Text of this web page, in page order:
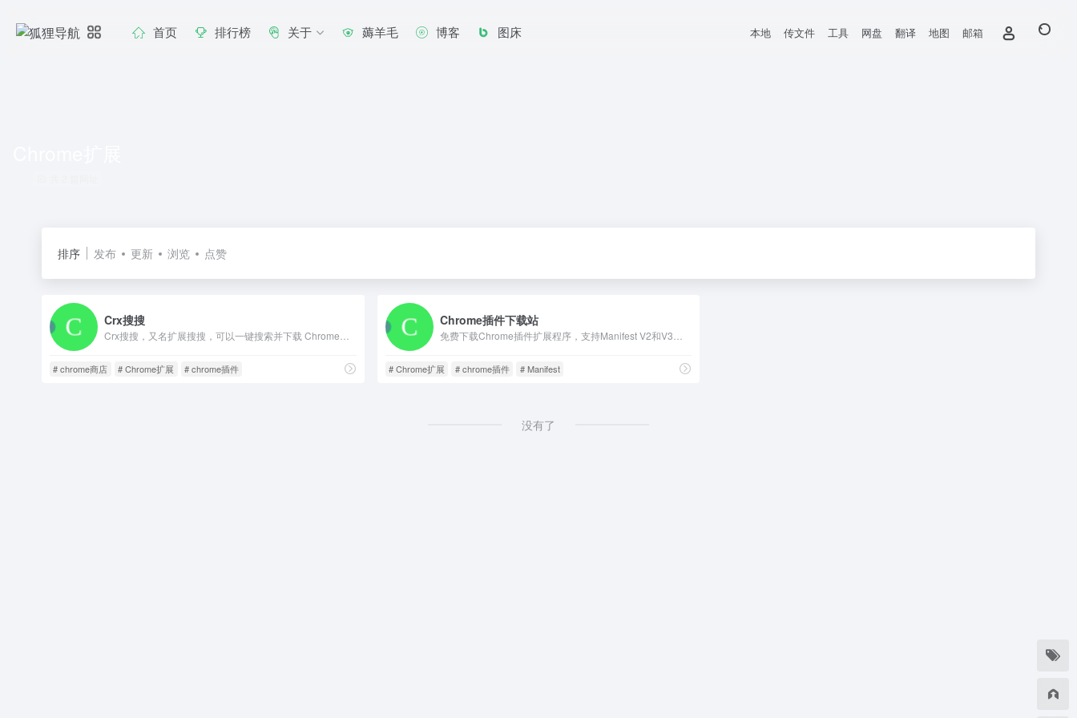
首页 排行榜 关于 薅羊毛 博客 图床 本地 传文件 工具 网盘 翻译 地图 邮箱
排序 发布 更新 浏览 点赞
Crx搜搜
# chrome商店 # Chrome扩展 # chrome插件
Chrome插件下载站
# Chrome扩展 # chrome插件 # Manifest
没有了